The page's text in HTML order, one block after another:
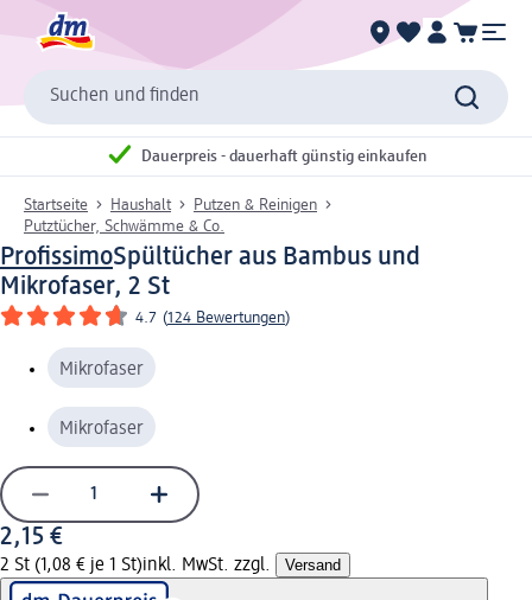
Suchen und finden
Dauerpreis - dauerhaft günstig einkaufen
Startseite Haushalt
Putzen & Reinigen
Putztücher, Schwämme & Co.
ProfissimoSpültücher aus Bambus und
Mikrofaser, 2 St
4.7 (124 Bewertungen)
Mikrofaser
Mikrofaser
2,15 €
2 St (1,08 € je 1 St)inkl. MwSt. zzgl. Versand